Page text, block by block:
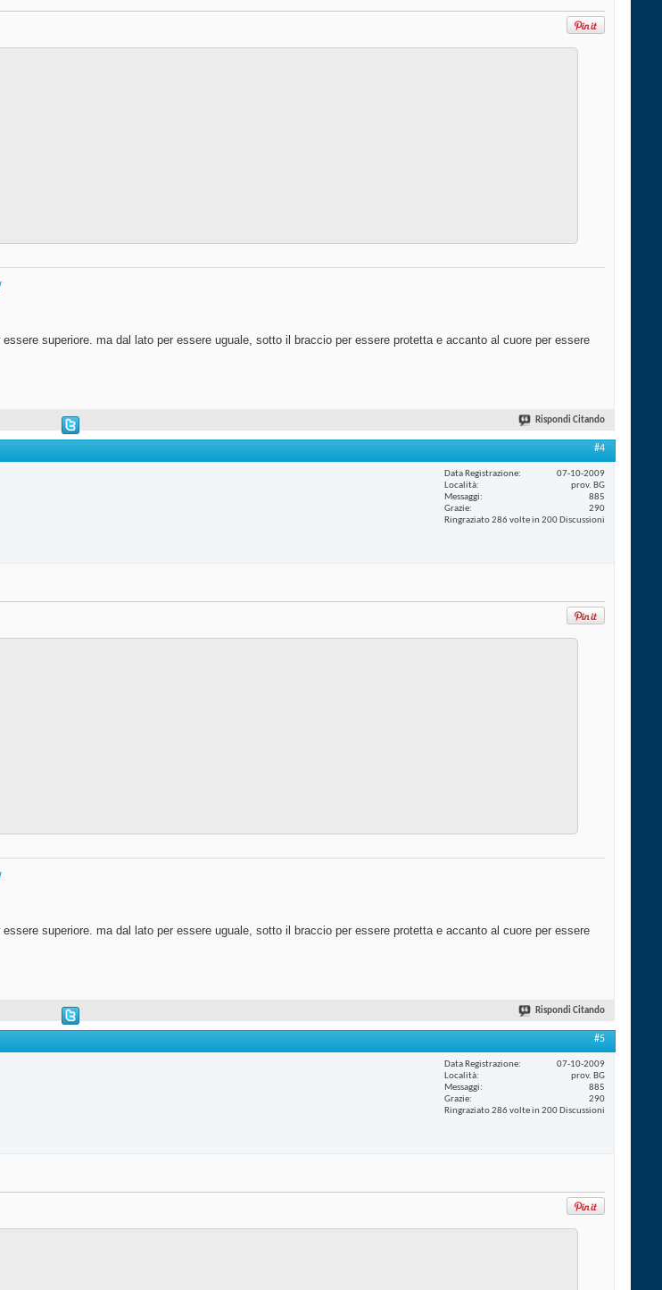
superiore. ma dal lato per essere uguale, sotto il braccio per essere protetta e accanto al cuore per essere
Rispondi Citando
#4
Data Registrazione
07-10-2009
Località
prov. BG
Messaggi
885
Grazie
290
Ringraziato 286 volte in 200 Discussioni
superiore. ma dal lato per essere uguale, sotto il braccio per essere protetta e accanto al cuore per essere
Rispondi Citando
#5
Data Registrazione
07-10-2009
Località
prov. BG
Messaggi
885
Grazie
290
Ringraziato 286 volte in 200 Discussioni